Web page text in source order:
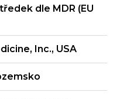
dle MDR (EU
Inc., USA